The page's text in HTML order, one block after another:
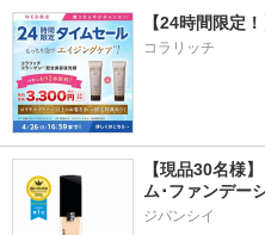
【24時間限定
コラリッチ
【現品30名様
ジバンシイ